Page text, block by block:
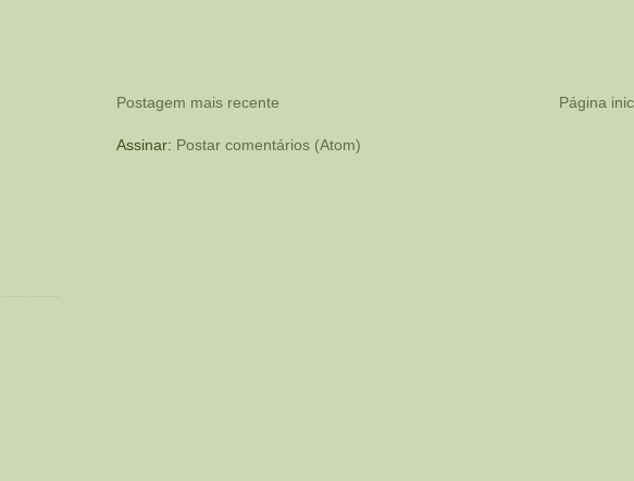
Postagem mais recente Página
Assinar: Postar comentários (Atom)